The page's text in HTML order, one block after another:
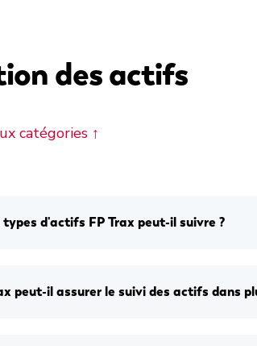
des actifs
catégories ↑
types d'actifs FP Trax peut-il suivre ?
peut-il assurer le suivi des actifs dans